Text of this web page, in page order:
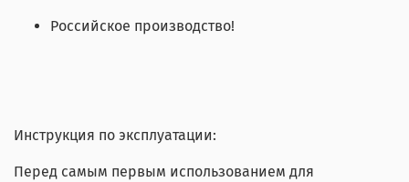
Российское производство!
Инструкция по эксплуатации:
Перед самым первым использованием для